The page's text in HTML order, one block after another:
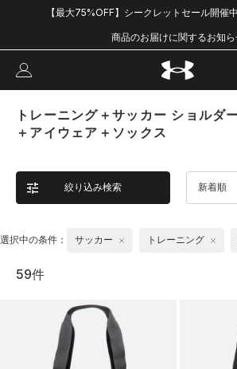
【最大75%OFF】シークレットセール開催
商品のお届けに関するお知
トレーニング＋サッカー ショルダ
＋アイウェア＋ソックス
絞り込み検索 新着順
選択中の条件： サッカー トレーニング
59件